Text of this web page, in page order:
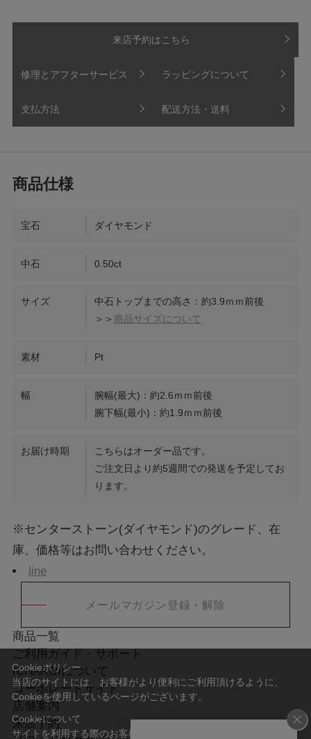
来店予約はこちら
修理とアフターサービス ラッピングについて
支払方法 配送方法・送料
宝石 ダイヤモンド
中石 0.50ct
サイズ
中石トップまでの高さ：約3.9ｍｍ前後
＞＞ 商品サイズについて
素材 Pt
幅
腕幅(最大)：約2.6ｍｍ前後
腕下幅(最小)：約1.9ｍｍ前後
お届け時期
こちらはオーダー品です。
ご注文日より約5週間での発送を予定してお
ります。
※センターストーン(ダイヤモンド)のグレード、在
庫、価格等はお問い合わせください。
line
メールマガジン登録・解除
商品一覧
ご利用ガイド・サポート
ICHAROIについて
コーポレートサイト
店舗案内
来店予約
Cookieポリシー
当店のサイトには、お客様がより便利にご利用頂けるように、
Cookieを使用しているページがございます。
Cookieについて
サイトを利用する際のお客様情報をPC上で記録管理する技術のこ